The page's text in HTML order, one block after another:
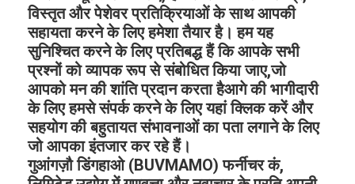
विस्तृत और पेशेवर प्रतिक्रियाओं के साथ आपकी
सहायता करने के लिए हमेशा तैयार है। हम यह
सुनिश्चित करने के लिए प्रतिबद्ध हैं कि आपके सभी
प्रश्नों को व्यापक रूप से संबोधित किया जाए,जो
आपको मन की शांति प्रदान करता हैआगे की भागीदारी
के लिए हमसे संपर्क करने के लिए यहां क्लिक करें और
सहयोग की बहुतायत संभावनाओं का पता लगाने के लिए
जो आपका इंतजार कर रहे हैं।
गुआंगज़ौ डिंगहाओ (BUVMAMO) फर्नीचर कं,